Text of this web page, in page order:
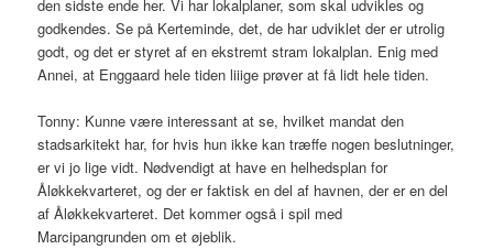
den sidste ende her. Vi har lokalplaner, som skal udvikles og
godkendes. Se på Kerteminde, det, de har udviklet der er utrolig
godt, og det er styret af en ekstremt stram lokalplan. Enig med
Annei, at Enggaard hele tiden liiige prøver at få lidt hele tiden.
Tonny: Kunne være interessant at se, hvilket mandat den
stadsarkitekt har, for hvis hun ikke kan træffe nogen beslutninger,
er vi jo lige vidt. Nødvendigt at have en helhedsplan for
Åløkkekvarteret, og der er faktisk en del af havnen, der er en del
af Åløkkekvarteret. Det kommer også i spil med
Marcipangrunden om et øjeblik.